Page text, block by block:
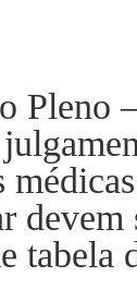
Pleno
devem
tabela